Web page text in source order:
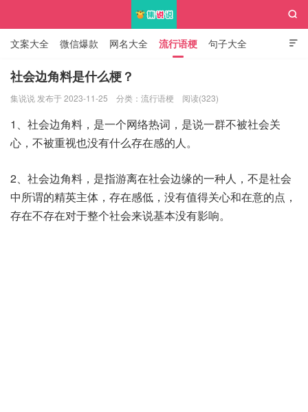

文案大全 微信爆款 网名大全 流行语梗 句子大全
知识大全

社会边角料是什么梗？
集说说 发布于 2023-11-25 分类： 流行语梗 阅读(323)
1、社会边角料，是一个网络热词，是说一群不被社会关
心，不被重视也没有什么存在感的人。
2、社会边角料，是指游离在社会边缘的一种人，不是社会
中所谓的精英主体，存在感低，没有值得关心和在意的点，
存在不存在对于整个社会来说基本没有影响。